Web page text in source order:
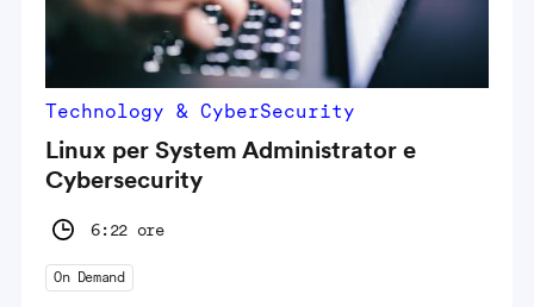
Technology & CyberSecurity
Linux per System Administrator e
Cybersecurity
6:22 ore
On Demand